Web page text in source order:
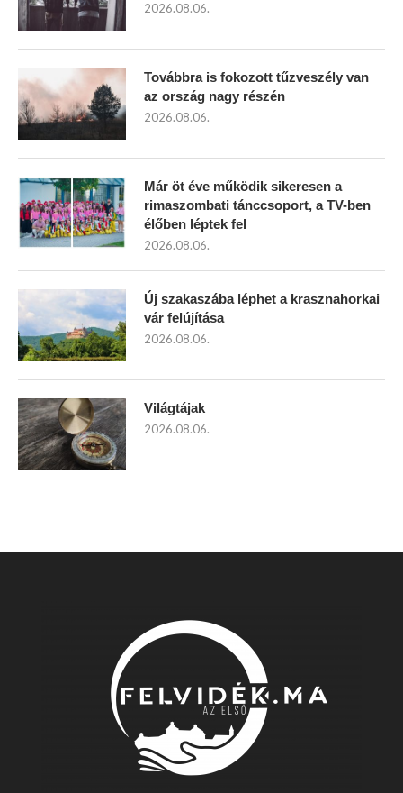
2026.08.06.
Továbbra is fokozott tűzveszély van
az ország nagy részén
2026.08.06.
Már öt éve működik sikeresen a
rimaszombati tánccsoport, a TV-ben
élőben léptek fel
2026.08.06.
Új szakaszába léphet a krasznahorkai
vár felújítása
2026.08.06.
Világtájak
2026.08.06.